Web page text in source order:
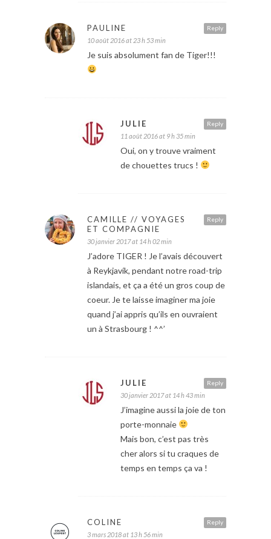
Reply
PAULINE
10 août 2016 at 23 h 53 min
Je suis absolument fan de Tiger!!!
Reply
JULIE
11 août 2016 at 9 h 35 min
Oui, on y trouve vraiment
de chouettes trucs !
Reply
CAMILLE // VOYAGES
ET COMPAGNIE
30 janvier 2017 at 14 h 02 min
J’adore TIGER ! Je l’avais découvert
à Reykjavík, pendant notre road-trip
islandais, et ça a été un gros coup de
coeur. Je te laisse imaginer ma joie
quand j’ai appris qu’ils en ouvraient
un à Strasbourg ! ^^’
Reply
JULIE
30 janvier 2017 at 14 h 43 min
J’imagine aussi la joie de ton
porte-monnaie
Mais bon, c’est pas très
cher alors si tu craques de
temps en temps ça va !
Reply
COLINE
3 mars 2018 at 13 h 56 min